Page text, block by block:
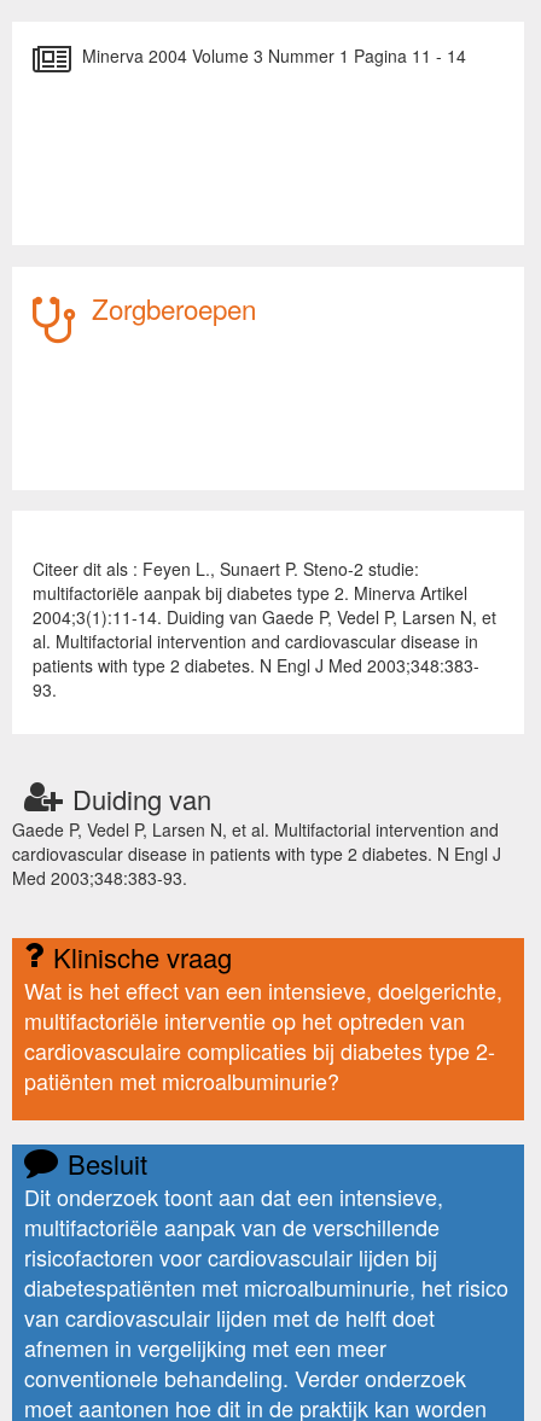
Minerva 2004 Volume 3 Nummer 1 Pagina 11 - 14
Zorgberoepen
Citeer dit als : Feyen L., Sunaert P. Steno-2 studie:
multifactoriële aanpak bij diabetes type 2. Minerva Artikel
2004;3(1):11-14. Duiding van Gaede P, Vedel P, Larsen N, et
al. Multifactorial intervention and cardiovascular disease in
patients with type 2 diabetes. N Engl J Med 2003;348:383-
93.
Duiding van
Gaede P, Vedel P, Larsen N, et al. Multifactorial intervention and
cardiovascular disease in patients with type 2 diabetes. N Engl J
Med 2003;348:383-93.
Klinische vraag
Wat is het effect van een intensieve, doelgerichte,
multifactoriële interventie op het optreden van
cardiovasculaire complicaties bij diabetes type 2-
patiënten met microalbuminurie?
Besluit
Dit onderzoek toont aan dat een intensieve,
multifactoriële aanpak van de verschillende
risicofactoren voor cardiovasculair lijden bij
diabetespatiënten met microalbuminurie, het risico
van cardiovasculair lijden met de helft doet
afnemen in vergelijking met een meer
conventionele behandeling. Verder onderzoek
moet aantonen hoe dit in de praktijk kan worden